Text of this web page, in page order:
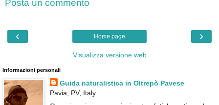
Posta un commento
‹ ›
Home page
Visualizza versione web
Informazioni personali
Guida naturalistica in Oltrepò Pavese
Pavia, PV, Italy